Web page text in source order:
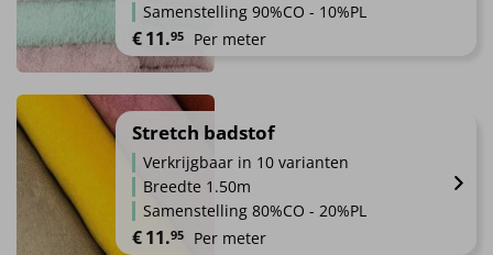
Samenstelling 90%CO - 10%PL
€11.95 Per meter
heeft
meerdere
variaties.
Deze
optie
kan
Stretch badstof
Verkrijgbaar in 10 varianten
Breedte 1.50m
Samenstelling 80%CO - 20%PL
€11.95 Per meter